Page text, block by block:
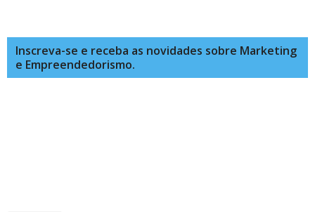
Inscreva-se e receba as novidades sobre Marketing
e Empreendedorismo.